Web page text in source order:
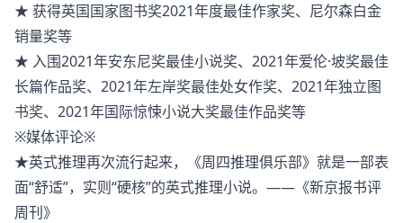
★ 获得英国国家图书奖2021年度最佳作家奖、尼尔森白金
销量奖等
★ 入围2021年安东尼奖最佳小说奖、2021年爱伦·坡奖最佳
长篇作品奖、2021年左岸奖最佳处女作奖、2021年独立图
书奖、2021年国际惊悚小说大奖最佳作品奖等
※媒体评论※
★英式推理再次流行起来，《周四推理俱乐部》就是一部表
面“舒适”，实则“硬核”的英式推理小说。——《新京报书评
周刊》